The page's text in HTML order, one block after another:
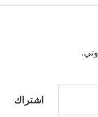
اشتراك